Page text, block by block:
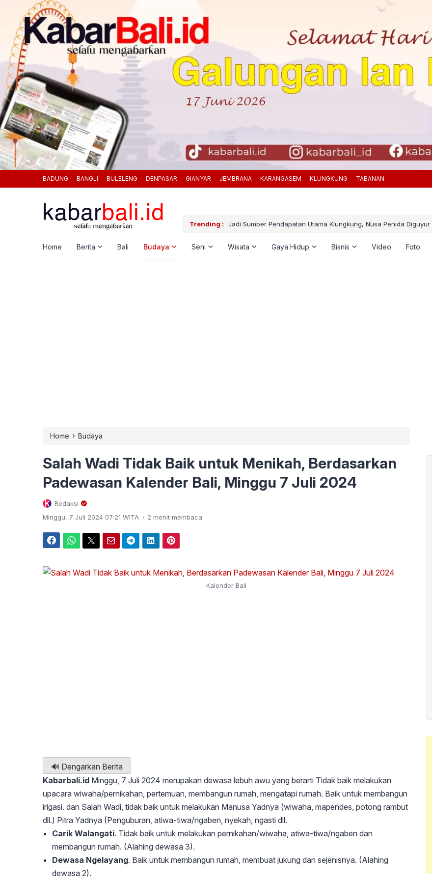
BADUNG BANGLI BULELENG DENPASAR GIANYAR JEMBRANA KARANGASEM KLUNGKUNG TABANAN
Trending :
Dibelikan Nmax Bekas – Sembunyi Dikamar Jadi Sumber Pendapatan Utama Klungkung, Nusa Penida Diguyur
Home Berita Bali Budaya Seni Wisata Gaya Hidup Bisnis Video Foto
Home › Budaya
Salah Wadi Tidak Baik untuk Menikah, Berdasarkan
Padewasan Kalender Bali, Minggu 7 Juli 2024
Redaksi
Minggu, 7 Juli 2024 07:21 WITA . 2 menit membaca
Kalender Bali
🔊 Dengarkan Berita
Kabarbali.id Minggu, 7 Juli 2024 merupakan dewasa lebuh awu yang berarti Tidak baik melakukan
upacara wiwaha/pernikahan, pertemuan, membangun rumah, mengatapi rumah. Baik untuk membangun
irigasi. dan Salah Wadi, tidak baik untuk melakukan Manusa Yadnya (wiwaha, mapendes, potong rambut
dll.) Pitra Yadnya (Penguburan, atiwa-tiwa/ngaben, nyekah, ngasti dll.
Carik Walangati. Tidak baik untuk melakukan pernikahan/wiwaha, atiwa-tiwa/ngaben dan
membangun rumah. (Alahing dewasa 3).
Dewasa Ngelayang. Baik untuk membangun rumah, membuat jukung dan sejenisnya. (Alahing
dewasa 2).